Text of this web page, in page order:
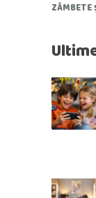
ZÂMBETE